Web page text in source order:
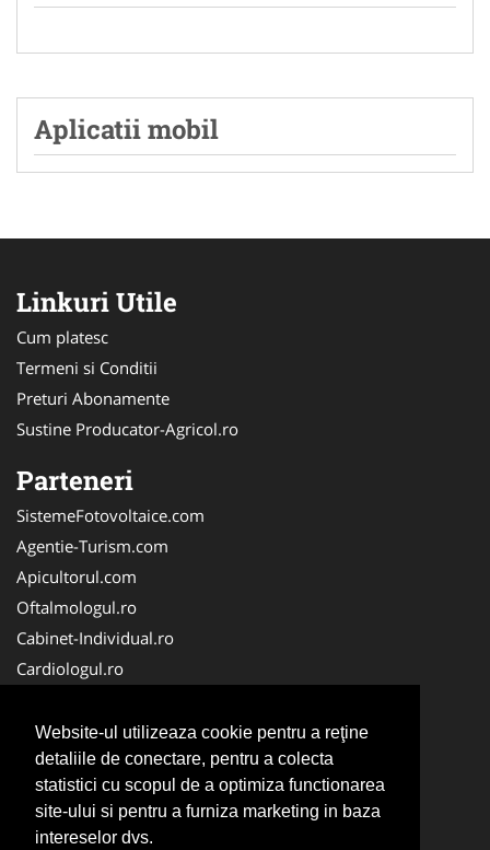
Website-ul utilizeaza cookie pentru a reţine
detaliile de conectare, pentru a colecta
statistici cu scopul de a optimiza functionarea
site-ului si pentru a furniza marketing in baza
intereselor dvs.
Aplicatii mobil
Linkuri Utile
Cum platesc
Termeni si Conditii
Preturi Abonamente
Sustine Producator-Agricol.ro
Parteneri
SistemeFotovoltaice.com
Agentie-Turism.com
Apicultorul.com
Oftalmologul.ro
Cabinet-Individual.ro
Cardiologul.ro
CramaVinuri.ro
Centru-Copiere.ro
CentruInchirieri.ro
Medic-Bun.com